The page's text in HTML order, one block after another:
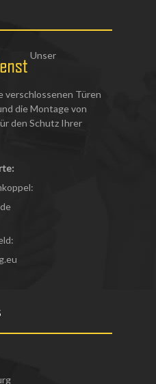
Unser
verschlossenen Türen
die Montage von
den Schutz Ihrer